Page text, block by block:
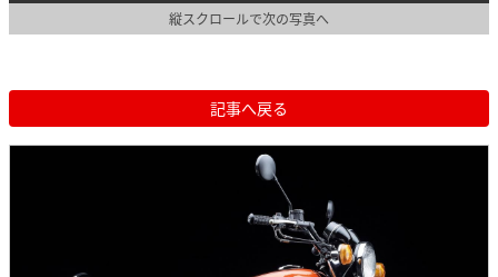
縦スクロールで次の写真へ
記事へ戻る